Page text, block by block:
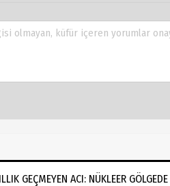
GEÇMEYEN ACI: NÜKLEER